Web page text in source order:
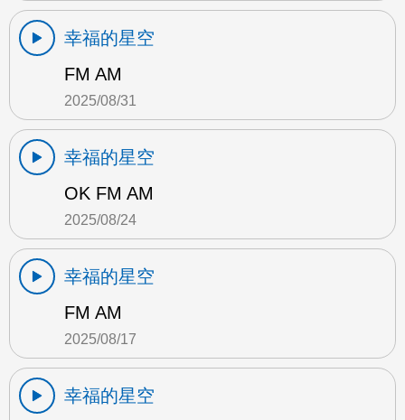
幸福的星空
FM AM
2025/08/31
幸福的星空
OK FM AM
2025/08/24
幸福的星空
FM AM
2025/08/17
幸福的星空